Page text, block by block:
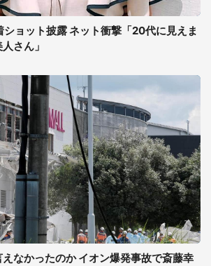
ョット披露 ネット衝撃「20代に見えま
さん」
なかったのか イオン爆発事故で斎藤幸